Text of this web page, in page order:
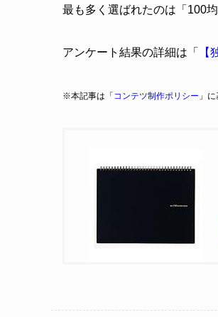
最も多く選ばれたのは「100
アンケート結果の詳細は「 【
※本記事は「 コンテツ制作ポリシー 」